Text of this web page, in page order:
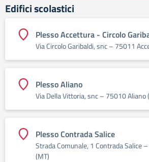
Edifici scolastici
Plesso Accettura - Circolo
Via Circolo Garibaldi, snc – 75011
Plesso Aliano
Via Della Vittoria, snc – 75010 Aliano
Plesso Contrada Salice
Strada Comunale, 1 Contrada Salice
(MT)